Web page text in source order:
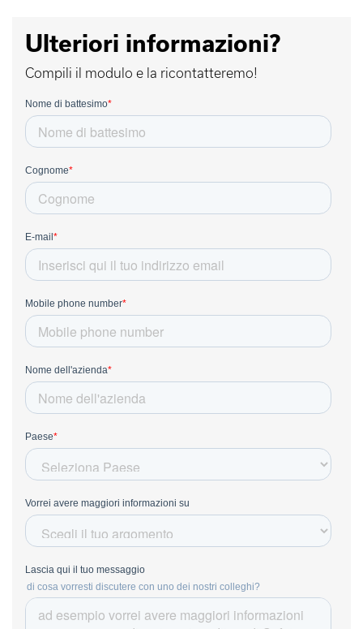
Ulteriori informazioni?
Compili il modulo e la ricontatteremo!